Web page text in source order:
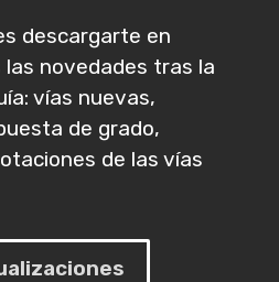
descargarte en
novedades tras la
vías nuevas,
de grado,
de las vías